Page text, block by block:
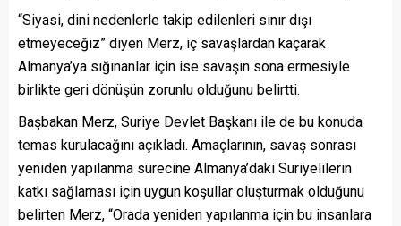
“Siyasi, dini nedenlerle takip edilenleri sınır dışı
etmeyeceğiz” diyen Merz, iç savaşlardan kaçarak
Almanya’ya sığınanlar için ise savaşın sona ermesiyle
birlikte geri dönüşün zorunlu olduğunu belirtti.
Başbakan Merz, Suriye Devlet Başkanı ile de bu konuda
temas kurulacağını açıkladı. Amaçlarının, savaş sonrası
yeniden yapılanma sürecine Almanya’daki Suriyelilerin
katkı sağlaması için uygun koşullar oluşturmak olduğunu
belirten Merz, “Orada yeniden yapılanma için bu insanlara